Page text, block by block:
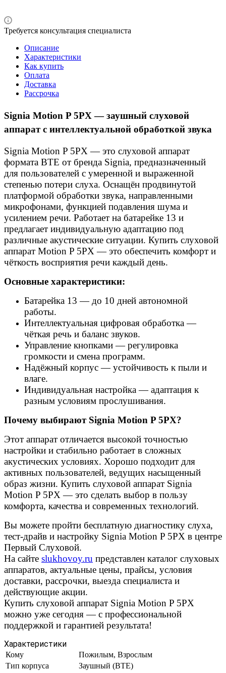
Требуется консультация специалиста
Описание
Характеристики
Как купить
Оплата
Доставка
Рассрочка
Signia Motion P 5PX — заушный слуховой
аппарат с интеллектуальной обработкой звука
Signia Motion P 5PX — это слуховой аппарат
формата BTE от бренда Signia, предназначенный
для пользователей с умеренной и выраженной
степенью потери слуха. Оснащён продвинутой
платформой обработки звука, направленными
микрофонами, функцией подавления шума и
усилением речи. Работает на батарейке 13 и
предлагает индивидуальную адаптацию под
различные акустические ситуации. Купить слуховой
аппарат Motion P 5PX — это обеспечить комфорт и
чёткость восприятия речи каждый день.
Основные характеристики:
Батарейка 13 — до 10 дней автономной
работы.
Интеллектуальная цифровая обработка —
чёткая речь и баланс звуков.
Управление кнопками — регулировка
громкости и смена программ.
Надёжный корпус — устойчивость к пыли и
влаге.
Индивидуальная настройка — адаптация к
разным условиям прослушивания.
Почему выбирают Signia Motion P 5PX?
Этот аппарат отличается высокой точностью
настройки и стабильно работает в сложных
акустических условиях. Хорошо подходит для
активных пользователей, ведущих насыщенный
образ жизни. Купить слуховой аппарат Signia
Motion P 5PX — это сделать выбор в пользу
комфорта, качества и современных технологий.
Вы можете пройти бесплатную диагностику слуха,
тест-драйв и настройку Signia Motion P 5PX в центре
Первый Слуховой.
На сайте slukhovoy.ru представлен каталог слуховых
аппаратов, актуальные цены, прайсы, условия
доставки, рассрочки, выезда специалиста и
действующие акции.
Купить слуховой аппарат Signia Motion P 5PX
можно уже сегодня — с профессиональной
поддержкой и гарантией результата!
Характеристики
Кому
Пожилым, Взрослым
Тип корпуса
Заушный (BTE)